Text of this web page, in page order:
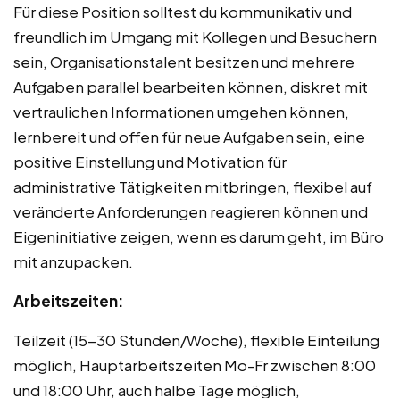
Für diese Position solltest du kommunikativ und
freundlich im Umgang mit Kollegen und Besuchern
sein, Organisationstalent besitzen und mehrere
Aufgaben parallel bearbeiten können, diskret mit
vertraulichen Informationen umgehen können,
lernbereit und offen für neue Aufgaben sein, eine
positive Einstellung und Motivation für
administrative Tätigkeiten mitbringen, flexibel auf
veränderte Anforderungen reagieren können und
Eigeninitiative zeigen, wenn es darum geht, im Büro
mit anzupacken.
Arbeitszeiten:
Teilzeit (15-30 Stunden/Woche), flexible Einteilung
möglich, Hauptarbeitszeiten Mo-Fr zwischen 8:00
und 18:00 Uhr, auch halbe Tage möglich,